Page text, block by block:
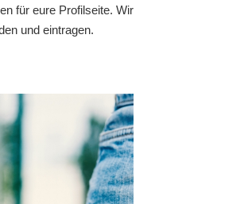
für eure Profilseite. Wir
und eintragen.